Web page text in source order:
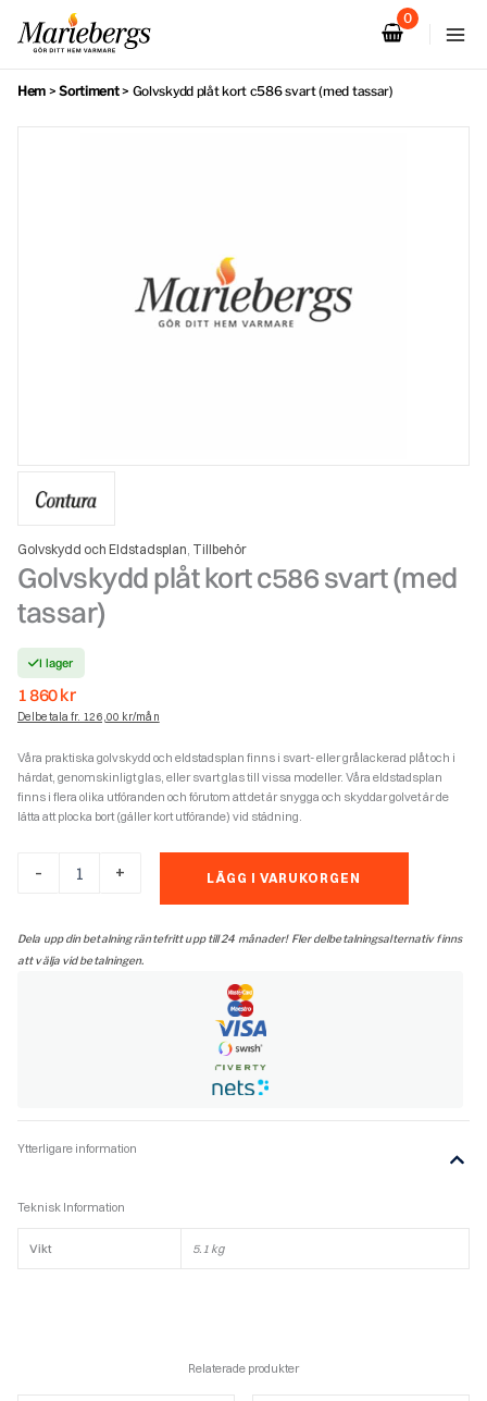
innehåll
Hem >Sortiment> Golvskydd plåt kort c586 svart (med tassar)
Golvskydd och Eldstadsplan, Tillbehör
Golvskydd plåt kort c586 svart (med
tassar)
I lager
1 860kr
Delbetala fr. 126,00 kr/mån
Våra praktiska golvskydd och eldstadsplan finns i svart- eller grålackerad plåt och i
härdat, genomskinligt glas, eller svart glas till vissa modeller. Våra eldstadsplan
finns i flera olika utföranden och förutom att det är snygga och skyddar golvet är de
lätta att plocka bort (gäller kort utförande) vid städning.
-
svart
(med
+ LÄGG I VARUKORGEN
Dela upp din betalning räntefritt upp till 24 månader! Fler delbetalningsalternativ finns
att välja vid betalningen.
Ytterligare information
Teknisk Information
Vikt 5.1 kg
Relaterade produkter